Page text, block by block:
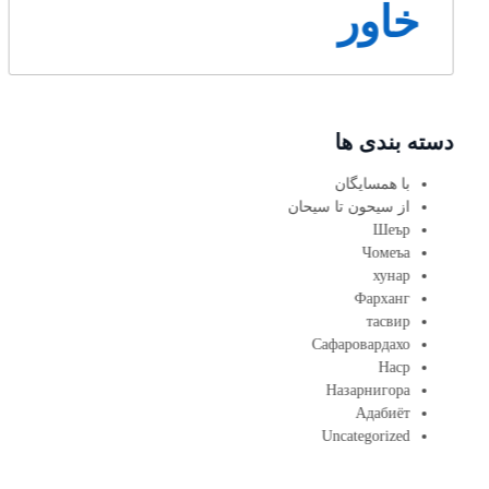
خاور
دسته بندی ها
با همسایگان
از سیحون تا سیحان
Шеър
Чомеъа
хунар
Фарханг
тасвир
Сафаровардахо
Наср
Назарнигора
Адабиёт
Uncategorized